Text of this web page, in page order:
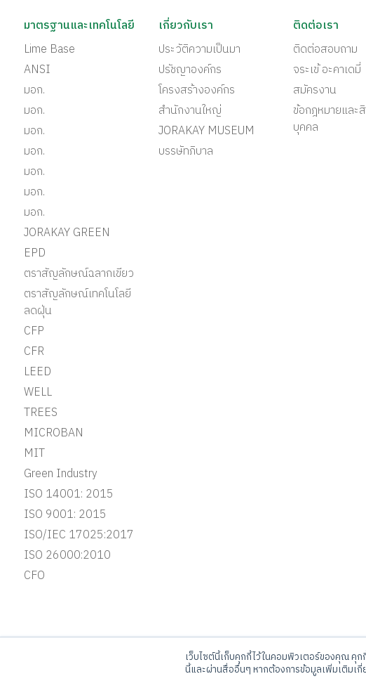
เว็บไซต์นี้เก็บคุกกี้ไว้ในคอมพิวเตอร์ของคุณ คุ
นี้และผ่านสื่ออื่นๆ หากต้องการข้อมูลเพิ่มเติมเกี่
มาตรฐานและเทคโนโลยี
Lime Base
ANSI
มอก.
มอก.
มอก.
มอก.
มอก.
มอก.
มอก.
JORAKAY GREEN
EPD
ตราสัญลักษณ์ฉลากเขียว
ตราสัญลักษณ์เทคโนโลยี
ลดฝุ่น
CFP
CFR
LEED
WELL
TREES
MICROBAN
MIT
Green Industry
ISO 14001: 2015
ISO 9001: 2015
ISO/IEC 17025:2017
ISO 26000:2010
CFO
เกี่ยวกับเรา
ประวัติความเป็นมา
ปรัชญาองค์กร
โครงสร้างองค์กร
สำนักงานใหญ่
JORAKAY MUSEUM
บรรษัทภิบาล
ติดต่อเรา
ติดต่อสอบถาม
จระเข้ อะคาเดมี่
สมัครงาน
ข้อกฎหมายและ
บุคคล
Call Center